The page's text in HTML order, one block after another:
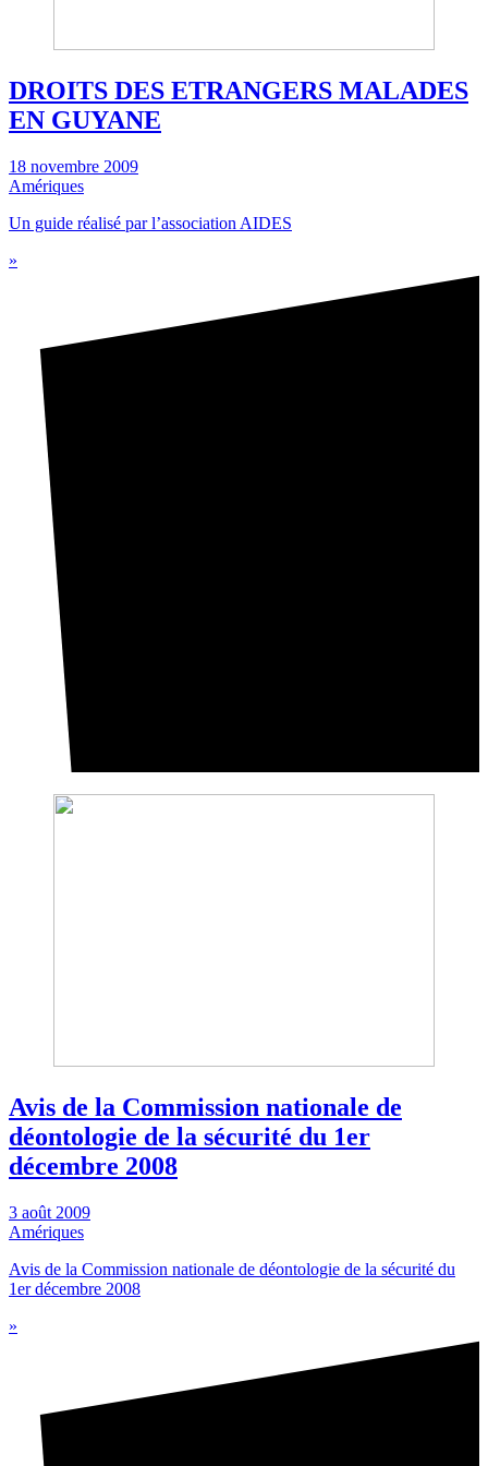
DROITS DES ETRANGERS MALADES
EN GUYANE
18 novembre 2009
Amériques
Un guide réalisé par l’association AIDES
»
Avis de la Commission nationale de
déontologie de la sécurité du 1er
décembre 2008
3 août 2009
Amériques
Avis de la Commission nationale de déontologie de la sécurité du
1er décembre 2008
»